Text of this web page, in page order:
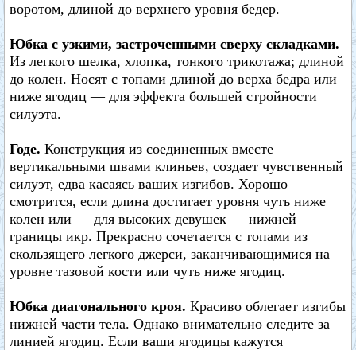
воротом, длиной до верхнего уровня бедер.
Юбка с узкими, застроченными сверху складками.
Из легкого шелка, хлопка, тонкого трикотажа; длиной
до колен. Носят с топами длиной до верха бедра или
ниже ягодиц — для эффекта большей стройности
силуэта.
Годе. Конструкция из соединенных вместе
вертикальными швами клиньев, создает чувственный
силуэт, едва касаясь ваших изгибов. Хорошо
смотрится, если длина достигает уровня чуть ниже
колен или — для высоких девушек — нижней
границы икр. Прекрасно сочетается с топами из
скользящего легкого джерси, заканчивающимися на
уровне тазовой кости или чуть ниже ягодиц.
Юбка диагонального кроя. Красиво облегает изгибы
нижней части тела. Однако внимательно следите за
линией ягодиц. Если ваши ягодицы кажутся